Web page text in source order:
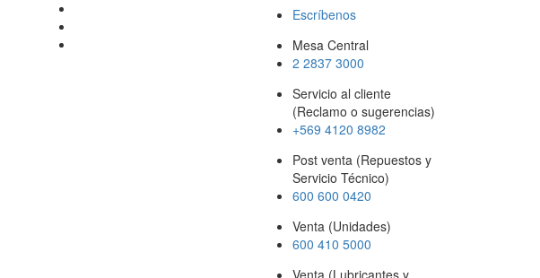
Escríbenos
Mesa Central
2 2837 3000
Servicio al cliente
(Reclamo o sugerencias)
+569 4120 8982
Post venta (Repuestos y
Servicio Técnico)
600 600 0420
Venta (Unidades)
600 410 5000